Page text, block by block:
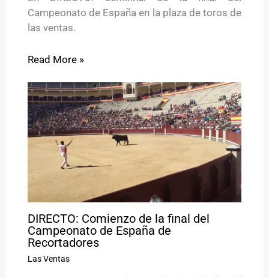
Campeonato de España en la plaza de toros de
las ventas.
Read More »
DIRECTO: Comienzo de la final del
Campeonato de España de
Recortadores
Las Ventas